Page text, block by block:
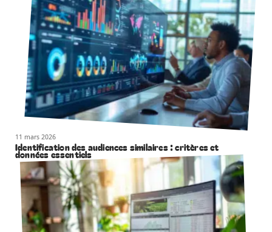
11 mars 2026
Identification des audiences similaires : critères et
données essentiels